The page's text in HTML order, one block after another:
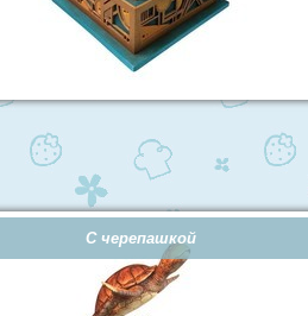
С черепашкой